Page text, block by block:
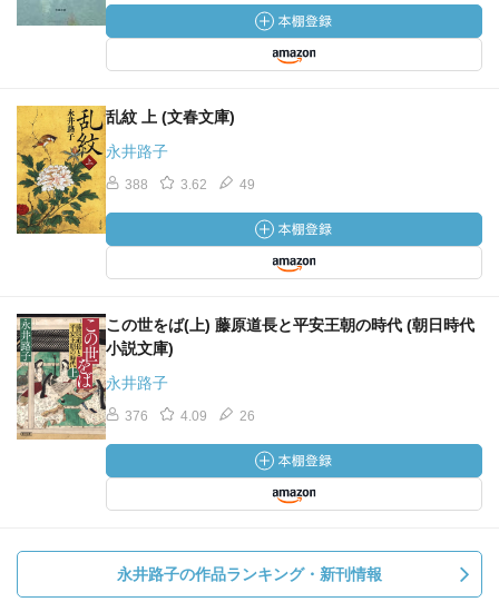
乱紋 上 (文春文庫)
永井路子
388 3.62 49
この世をば(上) 藤原道長と平安王朝の時代 (朝日時代
小説文庫)
永井路子
376 4.09 26
永井路子の作品ランキング・新刊情報